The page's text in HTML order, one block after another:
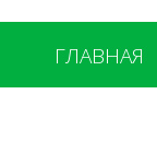
ГЛАВНАЯ